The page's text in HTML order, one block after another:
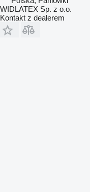
WIDLATEX Sp. z o.o.
Kontakt z dealerem